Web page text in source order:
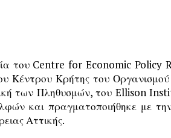
του Centre for Economic Policy
Κρήτης του Οργανισμού
των Πληθυσμών, του Ellison
και πραγματοποιήθηκε με
Αττικής.